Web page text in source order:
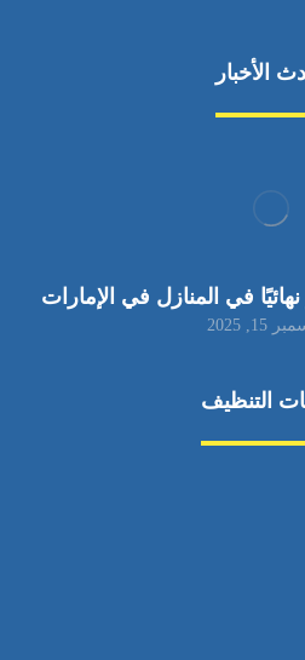
الأخبار
في المنازل في الإمارات
15, 2025
التنظيف